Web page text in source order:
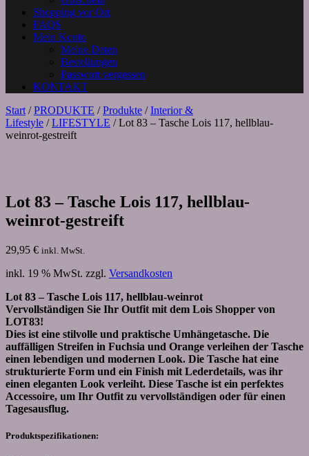
Shopping vor Ort
FAQS
Mein Konto
Meine Daten
Bestellungen
Passwort vergessen
KONTAKT
Start /PRODUKTE /Produkte /Interior &
Lifestyle /LIFESTYLE / Lot 83 – Tasche Lois 117, hellblau-
weinrot-gestreift
Lot 83 – Tasche Lois 117, hellblau-
weinrot-gestreift
29,95 € inkl. MwSt.
inkl. 19 % MwSt. zzgl. Versandkosten
Lot 83 – Tasche Lois 117, hellblau-weinrot
Vervollständigen Sie Ihr Outfit mit dem Lois Shopper von
LOT83!
Dies ist eine stilvolle und praktische Umhängetasche. Die
auffälligen Streifen in Fuchsia und Orange verleihen der Tasche
einen lebendigen und modernen Look. Die Tasche hat eine
strukturierte Form und ein Finish mit Lederdetails, was ihr
einen eleganten Look verleiht. Diese Tasche ist ein perfektes
Accessoire, um Ihr Outfit zu vervollständigen oder für einen
Tagesausflug.
Produktspezifikationen: